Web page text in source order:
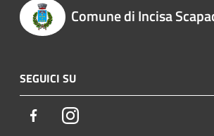
Comune di Incisa
SEGUICI SU
FacebookInstagram